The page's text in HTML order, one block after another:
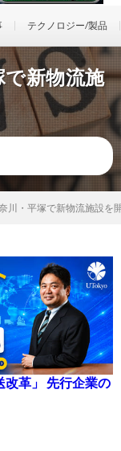
テクノロジー/製品
新物流施
川・平塚で新物流施設を
改革」 先行企業の